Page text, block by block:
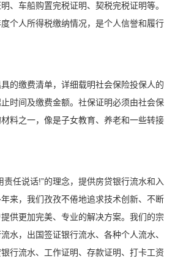
、车船购置完税证明、契税完税证明等。
个人所得税缴纳情况，是个人信誉和履行
的缴费清单，详细载明社会保险投保人的
时间及缴费金额。社保证明必须由社会保
料之一，像是子女教育、养老和一些转接
责任说话!”的理念，提供房贷银行流水和入
来，我们孜孜不倦地追求技术创新、不断
供更加完美、专业的解决方案。我们的宗
水，出国签证银行流水、各种个人流水、
行流水、工作证明、存款证明、打卡工资